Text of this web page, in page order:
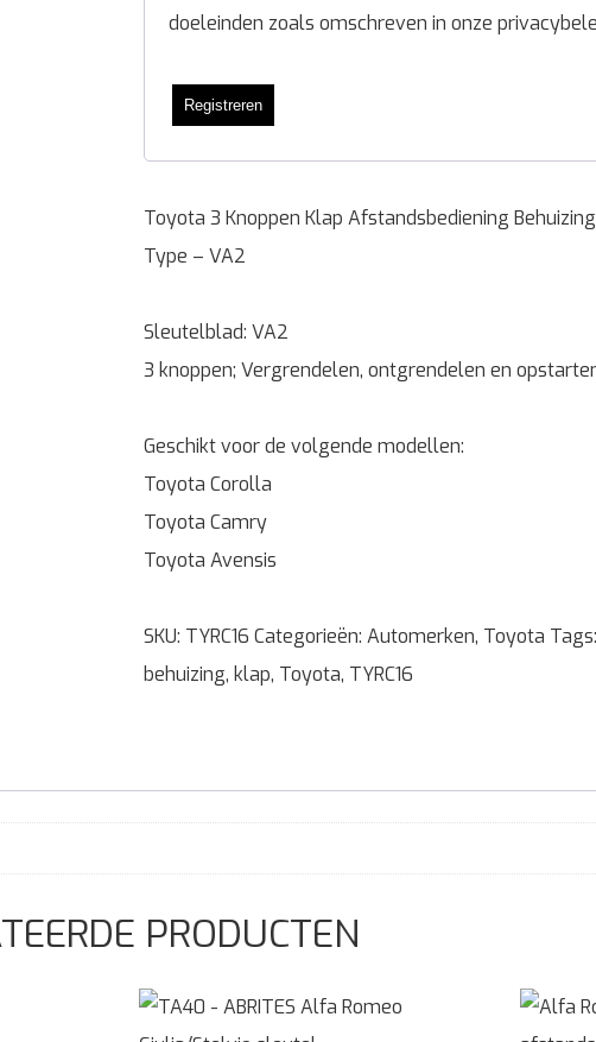
doeleinden zoals omschreven in onze
Registreren
Toyota 3 Knoppen Klap Afstandsbediening
Type – VA2
Sleutelblad: VA2
3 knoppen; Vergrendelen, ontgrendelen en
Geschikt voor de volgende modellen:
Toyota Corolla
Toyota Camry
Toyota Avensis
SKU: TYRC16 Categorieën: Automerken, Toyota Tags:
behuizing, klap, Toyota, TYRC16
PRODUCTEN